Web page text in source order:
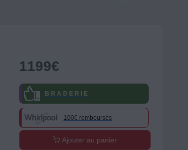
1199€
B R A D E R I E
100€ remboursés
Ajouter au panier